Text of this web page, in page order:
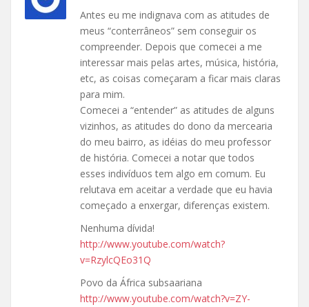
Antes eu me indignava com as atitudes de
meus “conterrâneos” sem conseguir os
compreender. Depois que comecei a me
interessar mais pelas artes, música, história,
etc, as coisas começaram a ficar mais claras
para mim.
Comecei a “entender” as atitudes de alguns
vizinhos, as atitudes do dono da mercearia
do meu bairro, as idéias do meu professor
de história. Comecei a notar que todos
esses indivíduos tem algo em comum. Eu
relutava em aceitar a verdade que eu havia
começado a enxergar, diferenças existem.
Nenhuma dívida!
http://www.youtube.com/watch?
v=RzylcQEo31Q
Povo da África subsaariana
http://www.youtube.com/watch?v=ZY-